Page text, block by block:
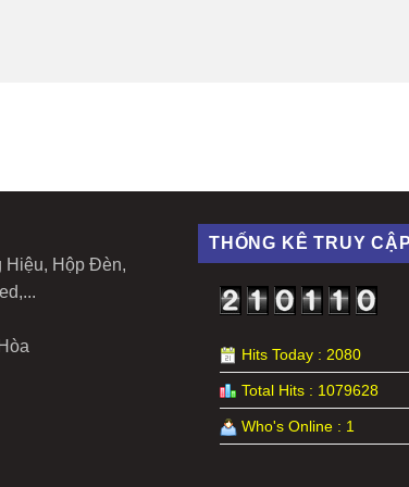
Hiệu, Hộp Đèn,
THỐNG KÊ TRUY
Hits Today : 2080
Total Hits : 1079628
Who's Online : 1